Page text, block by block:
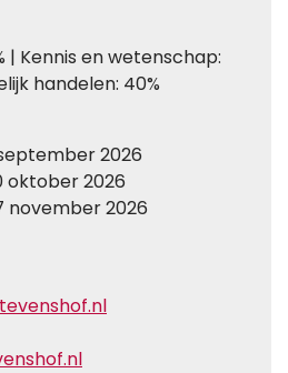
| Kennis en wetenschap:
handelen: 40%
september 2026
oktober 2026
november 2026